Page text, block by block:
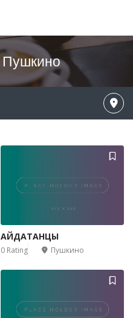
Пушкино
АЙДАТАНЦЫ
0 Rating Пушкино